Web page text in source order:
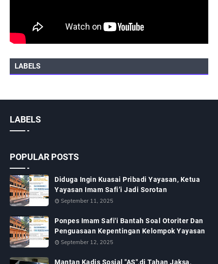
LABELS
LABELS
POPULAR POSTS
Diduga Ingin Kuasai Pribadi Yayasan, Ketua
Yayasan Imam Safi’i Jadi Sorotan
September 11, 2025
Ponpes Imam Safi'i Bantah Soal Otoriter Dan
Penguasaan Kepentingan Kelompok Yayasan
September 12, 2025
Mantan Kadis Sosial "AS",di Tahan Jaksa,